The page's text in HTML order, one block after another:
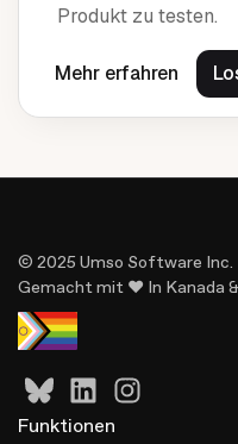
Produkt zu testen.
Mehr erfahren
© 2025 Umso Software Inc.
Gemacht mit ♥ In Kanada
Funktionen